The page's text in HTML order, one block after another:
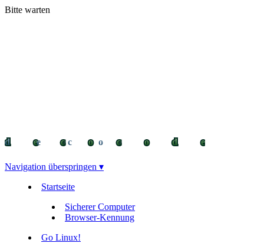
Bitte warten
decocode
decocode
deco
Navigation überspringen ▾
Startseite
Sicherer Computer
Browser-Kennung
Go Linux!